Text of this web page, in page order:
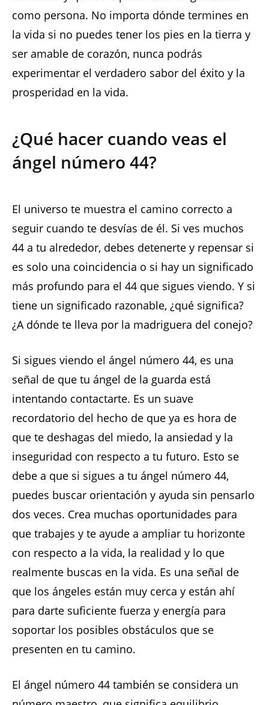
como persona. No importa dónde termines en
la vida si no puedes tener los pies en la tierra y
ser amable de corazón, nunca podrás
experimentar el verdadero sabor del éxito y la
prosperidad en la vida.
¿Qué hacer cuando veas el
ángel número 44?
El universo te muestra el camino correcto a
seguir cuando te desvías de él. Si ves muchos
44 a tu alrededor, debes detenerte y repensar si
es solo una coincidencia o si hay un significado
más profundo para el 44 que sigues viendo. Y si
tiene un significado razonable, ¿qué significa?
¿A dónde te lleva por la madriguera del conejo?
Si sigues viendo el ángel número 44, es una
señal de que tu ángel de la guarda está
intentando contactarte. Es un suave
recordatorio del hecho de que ya es hora de
que te deshagas del miedo, la ansiedad y la
inseguridad con respecto a tu futuro. Esto se
debe a que si sigues a tu ángel número 44,
puedes buscar orientación y ayuda sin pensarlo
dos veces. Crea muchas oportunidades para
que trabajes y te ayude a ampliar tu horizonte
con respecto a la vida, la realidad y lo que
realmente buscas en la vida. Es una señal de
que los ángeles están muy cerca y están ahí
para darte suficiente fuerza y ​​energía para
soportar los posibles obstáculos que se
presenten en tu camino.
El ángel número 44 también se considera un